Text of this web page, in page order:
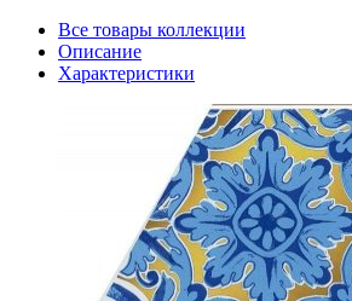
Все товары коллекции
Описание
Характеристики